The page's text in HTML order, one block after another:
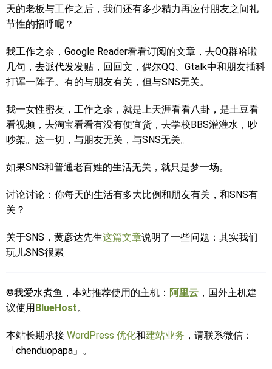
天的老板与工作之后，我们还有多少精力再应付朋友之间礼
节性的招呼呢？
我工作之余，Google Reader看看订阅的文章，去QQ群哈啦
几句，去派代发发贴，回回文，偶尔QQ、Gtalk中和朋友插科
打诨一阵子。有的与朋友有关，但与SNS无关。
我一女性密友，工作之余，就是上天涯看看八卦，是土豆看
看视频，去淘宝看看有没有便宜货，去学校BBS灌灌水，吵
吵架。这一切，与朋友无关，与SNS无关。
如果SNS和普通老百姓的生活无关，就只是梦一场。
讨论讨论：你每天的生活有多大比例和朋友有关，和SNS有
关？
关于SNS，黄彦达先生这篇文章说明了一些问题：其实我们
玩儿SNS很累
©我爱水煮鱼，本站推荐使用的主机： 阿里云 ，国外主机建
议使用BlueHost。
本站长期承接 WordPress 优化和建站业务 ，请联系微信：
「chenduopapa」。